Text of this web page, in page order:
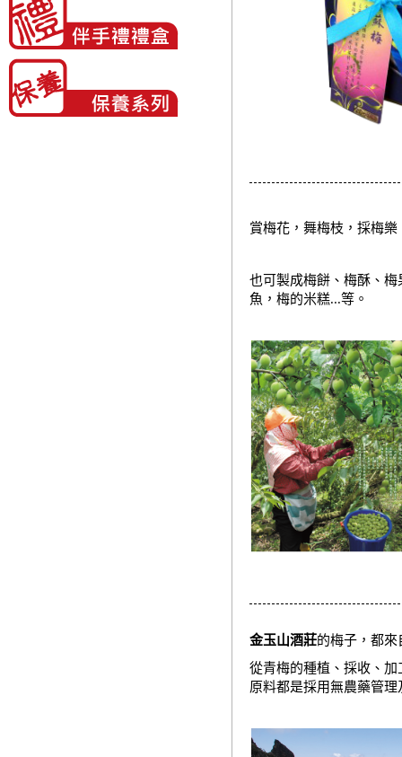
賞梅花，舞梅枝，採梅
也可製成梅餅、梅酥、
魚，梅的米糕...等。
金玉山酒莊的梅子，都
從青梅的種植、採收、
原料都是採用無農藥管